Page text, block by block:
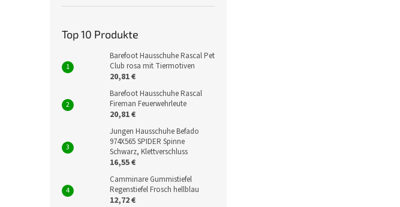
Top 10 Produkte
Barefoot Hausschuhe Rascal Pet
Club rosa mit Tiermotiven
20,81 €
Barefoot Hausschuhe Rascal
Fireman Feuerwehrleute
20,81 €
Jungen Hausschuhe Befado
974X565 SPIDER Spinne
Schwarz, Klettverschluss
16,55 €
Camminare Gummistiefel
Regenstiefel Frosch hellblau
12,72 €